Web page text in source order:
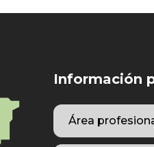
Información
Área